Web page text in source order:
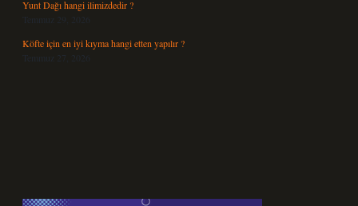
Yunt Dağı hangi ilimizdedir ?
Temmuz 29, 2026
Köfte için en iyi kıyma hangi etten yapılır ?
Temmuz 27, 2026